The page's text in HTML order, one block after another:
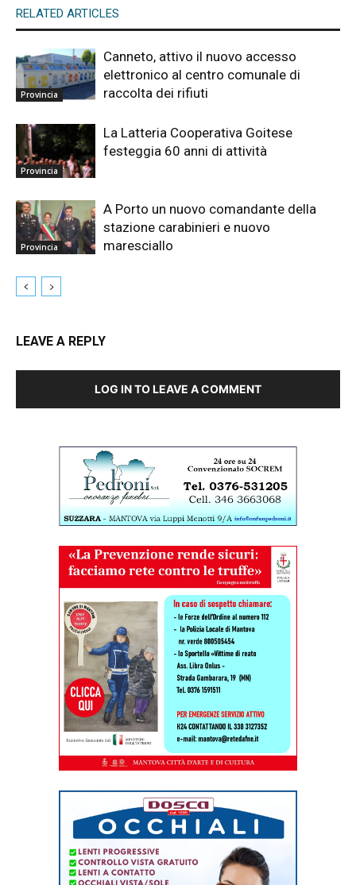
RELATED ARTICLES
Provincia
Canneto, attivo il nuovo accesso
elettronico al centro comunale di
raccolta dei rifiuti
Provincia
La Latteria Cooperativa Goitese
festeggia 60 anni di attività
Provincia
A Porto un nuovo comandante della
stazione carabinieri e nuovo
maresciallo
LEAVE A REPLY
LOG IN TO LEAVE A COMMENT